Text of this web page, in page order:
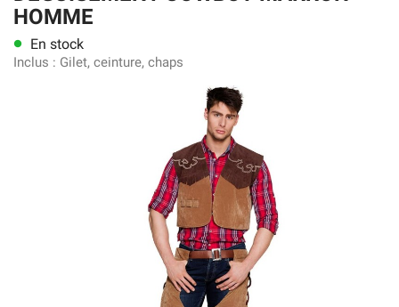
HOMME
lens En stock
Inclus : Gilet, ceinture, chaps